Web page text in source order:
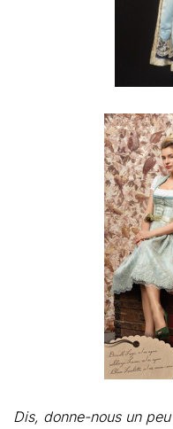
Dis, donne-nous un